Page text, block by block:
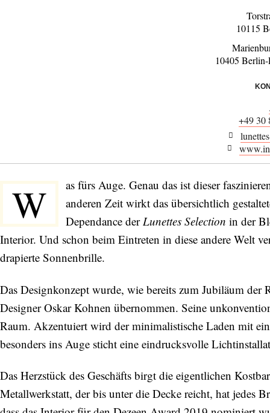
10115
10405
+49 30
W
as fürs Auge. Genau das ist dieser
anderen Zeit wirkt das übersichtlich
Dependance der Lunettes Selection in der
Interior. Und schon beim Eintreten in diese andere Welt
drapierte Sonnenbrille.
Das Designkonzept wurde, wie bereits zum Jubiläum
Designer Oskar Kohnen übernommen. Seine
Raum. Akzentuiert wird der minimalistische Laden mit
besonders ins Auge sticht eine eindrucksvolle
Das Herzstück des Geschäfts birgt die eigentlichen
Metallwerkstatt, der bis unter die Decke reicht, hat jedes